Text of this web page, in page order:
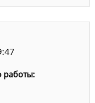
работы: